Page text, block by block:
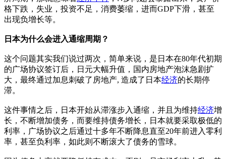
格下跌，失业，投资不足，消费萎缩，进而GDP下滑，甚至
出现负增长等。
日本为什么会进入通缩周期？
这个问题其实我们说过两次，简单来说，是日本在80年代初期
的广场协议签订后，日元大幅升值，国内房地产泡沫急剧扩
大，最终通过加息刺破了房地产, 造成了日本经济的长期停
滞。
这件事情之后，日本开始从滞涨步入通缩，并且为维持经济增
长，不断增加债务，而要维持债务增长，日本就要采取极低的
利率，广场协议之后通过十多年不断降息直至20年前进入零利
率，甚至负利率，如此则不断滚大了债务的雪球。